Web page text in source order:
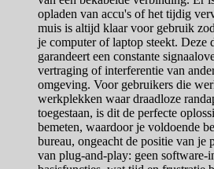
opladen van accu's of het tijdig
muis is altijd klaar voor gebruik
je computer of laptop steekt. Deze
garandeert een constante
vertraging of interferentie van
omgeving. Voor gebruikers die
werkplekken waar draadloze
toegestaan, is dit de perfecte
bemeten, waardoor je voldoende
bureau, ongeacht de positie van je
van plug-and-play: geen software-